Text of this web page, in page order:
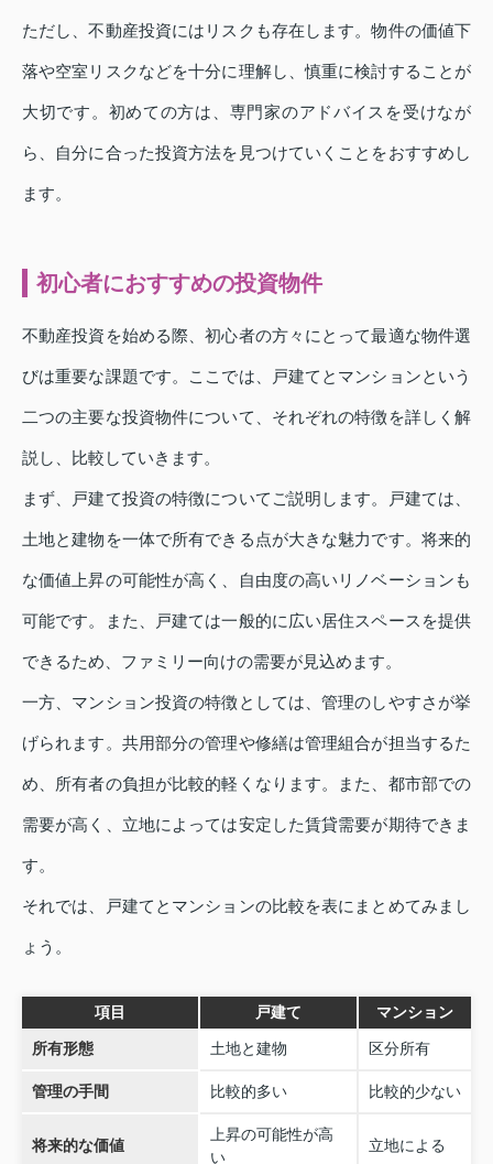
ただし、不動産投資にはリスクも存在します。物件の価値下
落や空室リスクなどを十分に理解し、慎重に検討することが
大切です。初めての方は、専門家のアドバイスを受けなが
ら、自分に合った投資方法を見つけていくことをおすすめし
ます。
初心者におすすめの投資物件
不動産投資を始める際、初心者の方々にとって最適な物件選
びは重要な課題です。ここでは、戸建てとマンションという
二つの主要な投資物件について、それぞれの特徴を詳しく解
説し、比較していきます。
まず、戸建て投資の特徴についてご説明します。戸建ては、
土地と建物を一体で所有できる点が大きな魅力です。将来的
な価値上昇の可能性が高く、自由度の高いリノベーションも
可能です。また、戸建ては一般的に広い居住スペースを提供
できるため、ファミリー向けの需要が見込めます。
一方、マンション投資の特徴としては、管理のしやすさが挙
げられます。共用部分の管理や修繕は管理組合が担当するた
め、所有者の負担が比較的軽くなります。また、都市部での
需要が高く、立地によっては安定した賃貸需要が期待できま
す。
それでは、戸建てとマンションの比較を表にまとめてみまし
ょう。
項目 戸建て マンション
所有形態 土地と建物 区分所有
管理の手間 比較的多い 比較的少ない
将来的な価値
上昇の可能性が高
い
立地による